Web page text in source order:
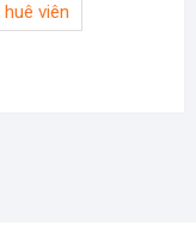
viên